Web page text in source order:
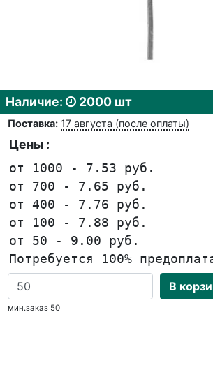
Наличие: 2000 шт
Поставка: 17 августа (после оплаты)
Цены :
от 1000 - 7.53 руб.
от 700 - 7.65 руб.
от 400 - 7.76 руб.
от 100 - 7.88 руб.
от 50 - 9.00 руб.
Потребуется 100%
В
мин.заказ 50